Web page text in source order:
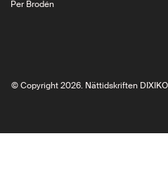
Per Brodén
© Copyright 2026. Nättidskriften